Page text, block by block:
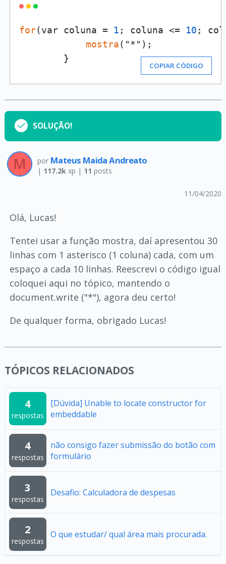
for(var coluna = 1 ; coluna <= 10 ;
mostra("*");
        }
COPIAR CÓDIGO
SOLUÇÃO!
por Mateus Maida Andreato
| 117.2kxp | 11 posts
11/04/2020
Olá, Lucas!
Tentei usar a função mostra, daí apresentou 30
linhas com 1 asterisco (1 coluna) cada, com um
espaço a cada 10 linhas. Reescrevi o código igual
coloquei aqui no tópico, mantendo o
document.write ("*"), agora deu certo!
De qualquer forma, obrigado Lucas!
TÓPICOS RELACIONADOS
4
respostas
[Dúvida] Unable to locate constructor for
embeddable
4
respostas
não consigo fazer submissão do botão com
formulário
3
respostas
Desafio: Calculadora de despesas
2
respostas
O que estudar/ qual área mais procurada.